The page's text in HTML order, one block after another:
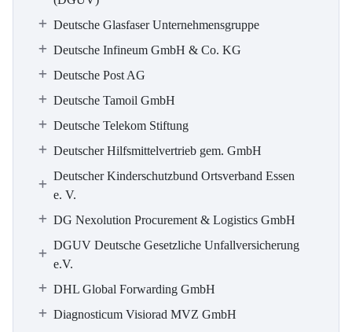
Deutsche Glasfaser Unternehmensgruppe
Deutsche Infineum GmbH & Co. KG
Deutsche Post AG
Deutsche Tamoil GmbH
Deutsche Telekom Stiftung
Deutscher Hilfsmittelvertrieb gem. GmbH
Deutscher Kinderschutzbund Ortsverband Essen
e. V.
DG Nexolution Procurement & Logistics GmbH
DGUV Deutsche Gesetzliche Unfallversicherung
e.V.
DHL Global Forwarding GmbH
Diagnosticum Visiorad MVZ GmbH